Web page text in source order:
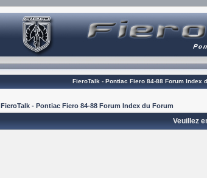
FieroTalk - Pontiac Fiero 84-88 Forum Index
FieroTalk - Pontiac Fiero 84-88 Forum Index du Forum
Veuillez